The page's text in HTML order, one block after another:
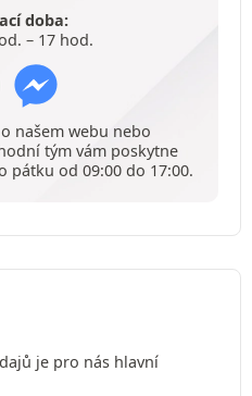
doba:
– 17 hod.
našem webu nebo
tým vám poskytne
pátku od 09:00 do 17:00.
je pro nás hlavní